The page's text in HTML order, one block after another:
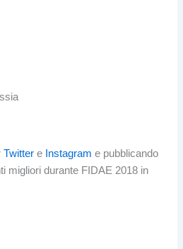
Twitter e Instagram e pubblicando
migliori durante FIDAE 2018 in